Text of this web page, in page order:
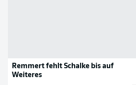
Remmert fehlt Schalke bis auf
Weiteres